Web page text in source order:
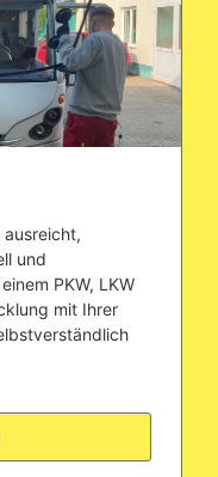
ausreicht,
und
PKW, LKW
mit Ihrer